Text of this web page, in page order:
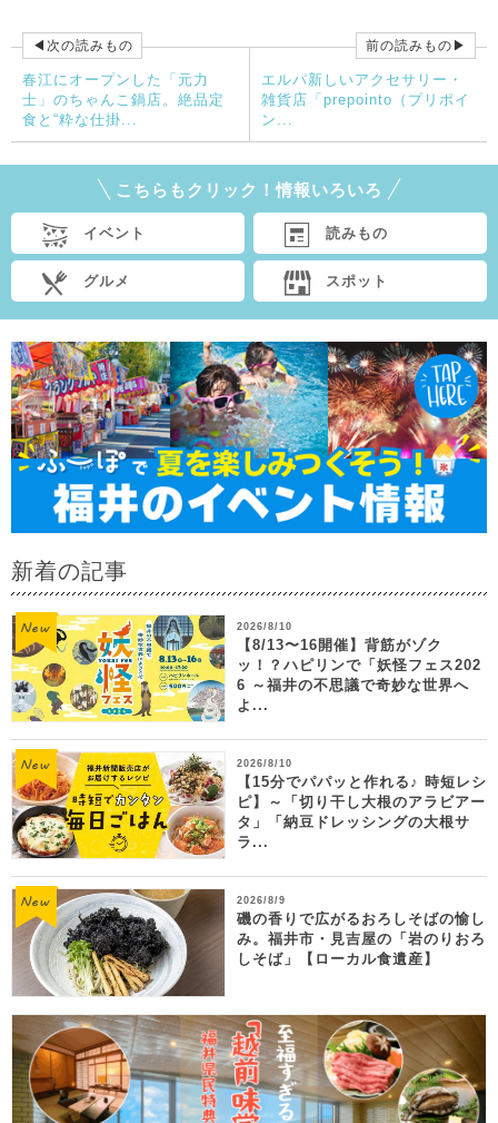
◀次の読みもの
春江にオープンした「元力
士」のちゃんこ鍋店。絶品定
食と“粋な仕掛...
前の読みもの▶
エルパ新しいアクセサリー・
雑貨店「prepointo（プリポイ
ン...
こちらもクリック！情報いろいろ
イベント 読みもの
グルメ スポット
新着の記事
2026/8/10
【8/13〜16開催】背筋がゾク
ッ！？ハピリンで「妖怪フェス202
6 ～福井の不思議で奇妙な世界へ
よ...
2026/8/10
【15分でパパッと作れる♪ 時短レシ
ピ】～「切り干し大根のアラビアー
タ」「納豆ドレッシングの大根サ
ラ...
2026/8/9
磯の香りで広がるおろしそばの愉し
み。福井市・見吉屋の「岩のりおろ
しそば」【ローカル食遺産】